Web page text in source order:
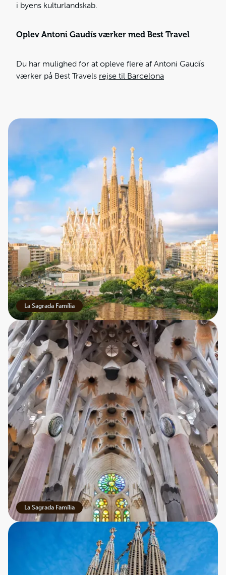
i byens kulturlandskab.
Oplev Antoni Gaudís værker med Best Travel
Du har mulighed for at opleve flere af Antoni Gaudís
værker på Best Travels rejse til Barcelona
La Sagrada Família
La Sagrada Família